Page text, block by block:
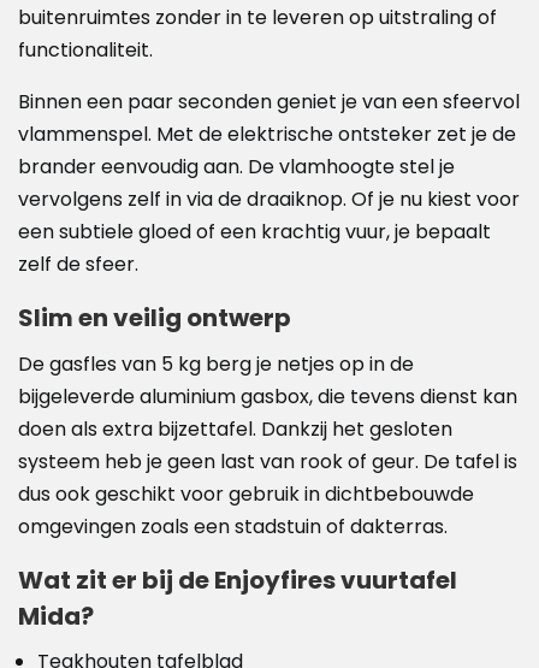
buitenruimtes zonder in te leveren op uitstraling of
functionaliteit.
Binnen een paar seconden geniet je van een sfeervol
vlammenspel. Met de elektrische ontsteker zet je de
brander eenvoudig aan. De vlamhoogte stel je
vervolgens zelf in via de draaiknop. Of je nu kiest voor
een subtiele gloed of een krachtig vuur, je bepaalt
zelf de sfeer.
Slim en veilig ontwerp
De gasfles van 5 kg berg je netjes op in de
bijgeleverde aluminium gasbox, die tevens dienst kan
doen als extra bijzettafel. Dankzij het gesloten
systeem heb je geen last van rook of geur. De tafel is
dus ook geschikt voor gebruik in dichtbebouwde
omgevingen zoals een stadstuin of dakterras.
Wat zit er bij de Enjoyfires vuurtafel
Mida?
Teakhouten tafelblad